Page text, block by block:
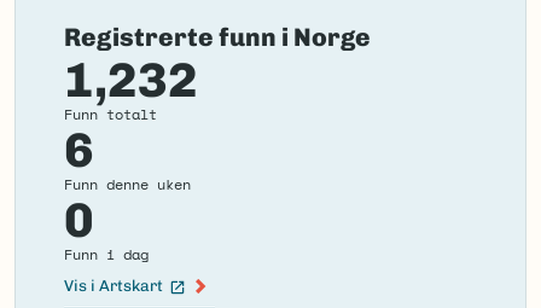
Registrerte funn i Norge
1,232
Funn totalt
6
Funn denne uken
0
Funn i dag
Vis i Artskart
(Ekstern lenke)